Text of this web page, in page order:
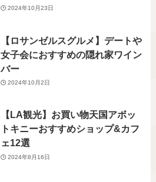
2024年10月23日
【ロサンゼルスグルメ】デートや
女子会におすすめの隠れ家ワイン
バー
2024年10月2日
【LA観光】お買い物天国アボッ
トキニーおすすめショップ&カフ
ェ12選
2024年8月16日